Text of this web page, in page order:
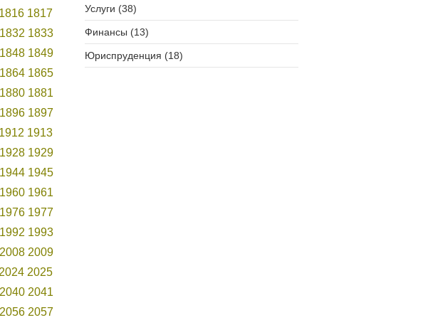
1816 1817
1832 1833
1848 1849
1864 1865
1880 1881
1896 1897
1912 1913
1928 1929
1944 1945
1960 1961
1976 1977
1992 1993
2008 2009
2024 2025
2040 2041
2056 2057
Услуги (38)
Финансы (13)
Юриспруденция (18)